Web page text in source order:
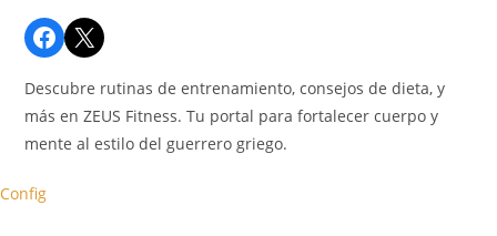
Descubre rutinas de entrenamiento, consejos de dieta, y
más en ZEUS Fitness. Tu portal para fortalecer cuerpo y
mente al estilo del guerrero griego.
Config